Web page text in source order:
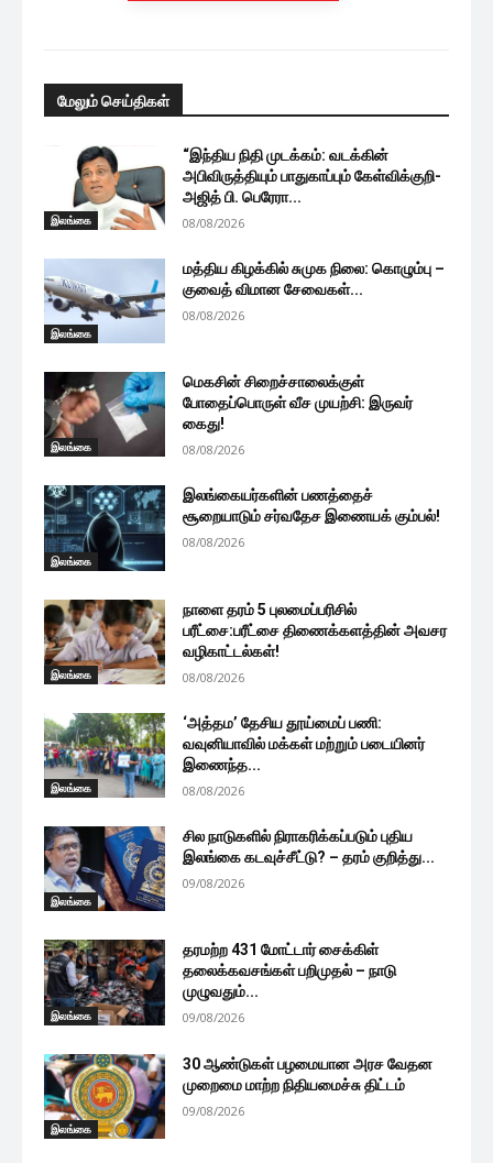
மேலும் செய்திகள்
இலங்கை
“இந்திய நிதி முடக்கம்: வடக்கின்
அபிவிருத்தியும் பாதுகாப்பும் கேள்விக்குறி-
அஜித் பி. பெரேரா...
08/08/2026
இலங்கை
மத்திய கிழக்கில் சுமுக நிலை: கொழும்பு –
குவைத் விமான சேவைகள்...
08/08/2026
இலங்கை
மெகசின் சிறைச்சாலைக்குள்
போதைப்பொருள் வீச முயற்சி: இருவர்
கைது!
08/08/2026
இலங்கை
இலங்கையர்களின் பணத்தைச்
சூறையாடும் சர்வதேச இணையக் கும்பல்!
08/08/2026
இலங்கை
நாளை தரம் 5 புலமைப்பரிசில்
பரீட்சை:பரீட்சை திணைக்களத்தின் அவசர
வழிகாட்டல்கள்!
08/08/2026
இலங்கை
‘அத்தம’ தேசிய தூய்மைப் பணி:
வவுனியாவில் மக்கள் மற்றும் படையினர்
இணைந்த...
08/08/2026
இலங்கை
சில நாடுகளில் நிராகரிக்கப்படும் புதிய
இலங்கை கடவுச்சீட்டு? – தரம் குறித்து...
09/08/2026
இலங்கை
தரமற்ற 431 மோட்டார் சைக்கிள்
தலைக்கவசங்கள் பறிமுதல் – நாடு
முழுவதும்...
09/08/2026
இலங்கை
30 ஆண்டுகள் பழமையான அரச வேதன
முறைமை மாற்ற நிதியமைச்சு திட்டம்
09/08/2026